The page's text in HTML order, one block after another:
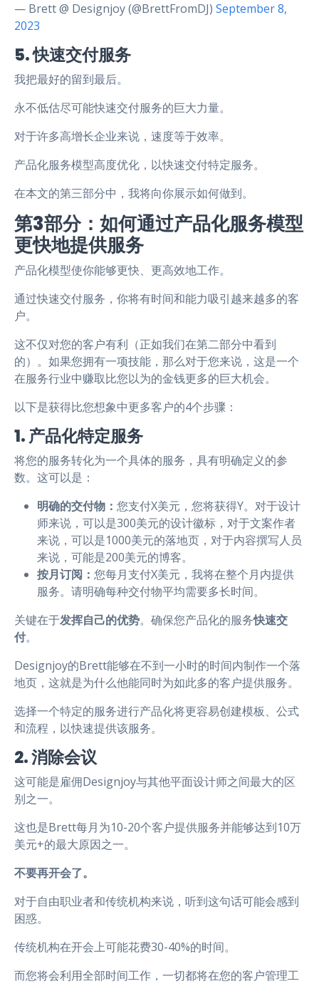
— Brett @ Designjoy (@BrettFromDJ) September 8,
2023
5. 快速交付服务
我把最好的留到最后。
永不低估尽可能快速交付服务的巨大力量。
对于许多高增长企业来说，速度等于效率。
产品化服务模型高度优化，以快速交付特定服务。
在本文的第三部分中，我将向你展示如何做到。
第3部分：如何通过产品化服务模型
更快地提供服务
产品化模型使你能够更快、更高效地工作。
通过快速交付服务，你将有时间和能力吸引越来越多的客
户。
这不仅对您的客户有利（正如我们在第二部分中看到
的）。如果您拥有一项技能，那么对于您来说，这是一个
在服务行业中赚取比您以为的金钱更多的巨大机会。
以下是获得比您想象中更多客户的4个步骤：
1. 产品化特定服务
将您的服务转化为一个具体的服务，具有明确定义的参
数。这可以是：
明确的交付物： 您支付X美元，您将获得Y。对于设计
师来说，可以是300美元的设计徽标，对于文案作者
来说，可以是1000美元的落地页，对于内容撰写人员
来说，可能是200美元的博客。
按月订阅： 您每月支付X美元，我将在整个月内提供
服务。请明确每种交付物平均需要多长时间。
关键在于发挥自己的优势。确保您产品化的服务快速交
付。
Designjoy的Brett能够在不到一小时的时间内制作一个落
地页，这就是为什么他能同时为如此多的客户提供服务。
选择一个特定的服务进行产品化将更容易创建模板、公式
和流程，以快速提供该服务。
2. 消除会议
这可能是雇佣Designjoy与其他平面设计师之间最大的区
别之一。
这也是Brett每月为10-20个客户提供服务并能够达到10万
美元+的最大原因之一。
不要再开会了。
对于自由职业者和传统机构来说，听到这句话可能会感到
困惑。
传统机构在开会上可能花费30-40%的时间。
而您将会利用全部时间工作，一切都将在您的客户管理工